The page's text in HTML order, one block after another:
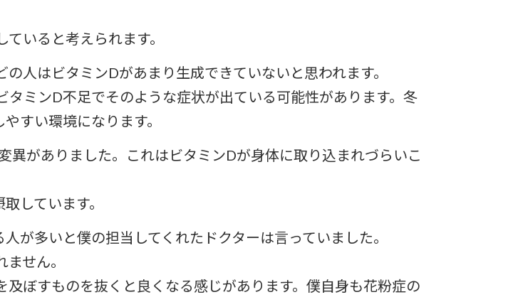
いると考えられます。
人はビタミンDがあまり生成できていないと思われます。
ミンD不足でそのような症状が出ている可能性があります。冬
すい環境になります。
がありました。これはビタミンDが身体に取り込まれづらいこ
しています。
が多いと僕の担当してくれたドクターは言っていました。
せん。
ぼすものを抜くと良くなる感じがあります。僕自身も花粉症の